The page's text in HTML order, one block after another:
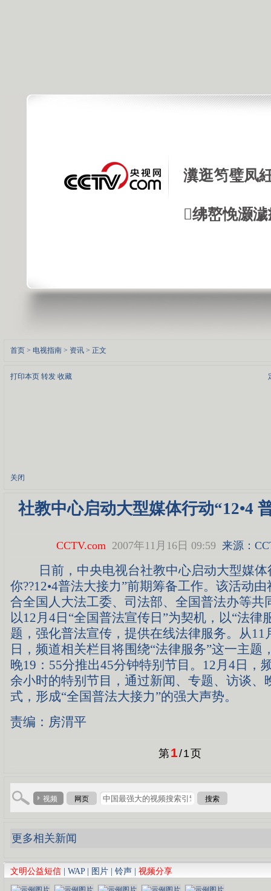
瀵逛笉璧凤
绋嶅悗灏
首页 > 电视指南 > 资讯 > 正文
打印本页 转发 收藏
关闭
社教中心启动大型媒体行动“12•4
CCTV.com 2007年11月16日 09:59 来源：
日前，中央电视台社教中心启动大型媒体
你??12•4普法大接力”前期筹备工作。该活动
合全国人大法工委、司法部、全国普法办等共
以12月4日“全国普法宣传日”为契机，以“法律
题，强化普法宣传，提供在线法律服务。从11
日，频道相关栏目将围绕“法律服务”这一主题
晚19：55分推出45分钟特别节目。12月4日，
余小时的特别节目，通过新闻、专题、访谈、
式，形成“全国普法大接力”的强大声势。
责编：房渭平
第1/1页
视频 网页 搜索
更多相关新闻
文明公益短信 WAP| 图片 铃声 视频分享